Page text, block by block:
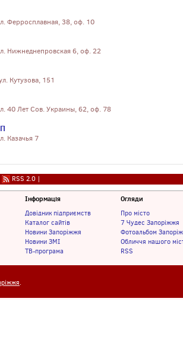
Ферросплавная, 38, оф. 10
Нижнеднепровская 6, оф. 22
Кутузова, 151
40 Лет Сов. Украины, 62, оф. 78
Казачья 7
RSS 2.0 |
Інформація
Довідник підприємств
Каталог сайтів
Новини Запоріжжя
Новини ЗМІ
ТВ-програма
Огляди
Про місто
7 Чудес Запоріжжя
Фотоальбом
Обличчя нашого
RSS
.